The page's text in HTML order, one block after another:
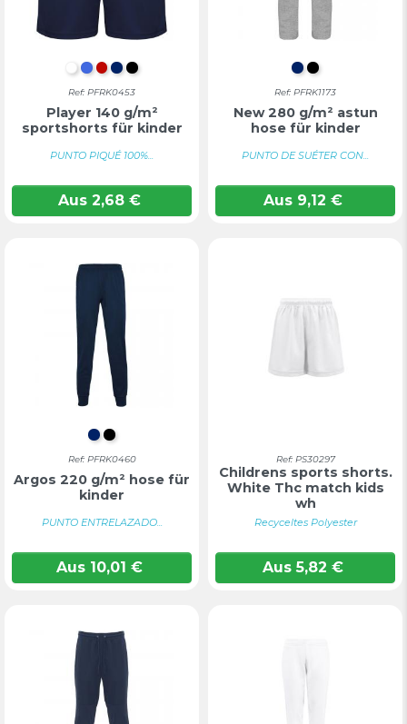
WEIß
KÖNIGSBLAU
ROTMARINEBLAU
TIEFSCHWARZ
Ref: PFRK0453
Player 140 g/m²
sportshorts für kinder
PUNTO PIQUÉ 100%...
Aus 2,68 €
MARINEBLAU
Ref: PFRK1173
New 280 g/m² astun
hose für kinder
PUNTO DE SUÉTER CON...
Aus 9,12 €
MARINEBLAU
TIEFSCHWARZ
Ref: PFRK0460
Argos 220 g/m² hose für
kinder
PUNTO ENTRELAZADO...
Aus 10,01 €
Ref: PS30297
Childrens sports shorts.
White Thc match kids
wh
Recyceltes Polyester
Aus 5,82 €